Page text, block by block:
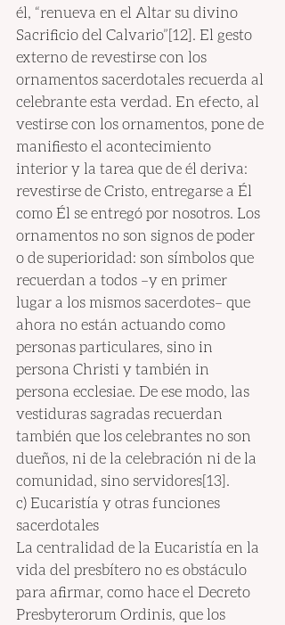
él, “renueva en el Altar su divino
Sacrificio del Calvario”[12]. El gesto
externo de revestirse con los
ornamentos sacerdotales recuerda al
celebrante esta verdad. En efecto, al
vestirse con los ornamentos, pone de
manifiesto el acontecimiento
interior y la tarea que de él deriva:
revestirse de Cristo, entregarse a Él
como Él se entregó por nosotros. Los
ornamentos no son signos de poder
o de superioridad: son símbolos que
recuerdan a todos –y en primer
lugar a los mismos sacerdotes– que
ahora no están actuando como
personas particulares, sino in
persona Christi y también in
persona ecclesiae. De ese modo, las
vestiduras sagradas recuerdan
también que los celebrantes no son
dueños, ni de la celebración ni de la
comunidad, sino servidores[13].
c) Eucaristía y otras funciones
sacerdotales
La centralidad de la Eucaristía en la
vida del presbítero no es obstáculo
para afirmar, como hace el Decreto
Presbyterorum Ordinis, que los